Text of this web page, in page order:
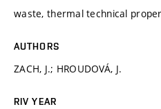
waste, thermal technical
AUTHORS
ZACH, J.; HROUDOVÁ, J.
RIV YEAR